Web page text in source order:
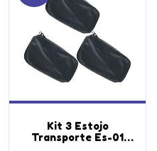
Kit 3 Estojo
Transporte Es-01